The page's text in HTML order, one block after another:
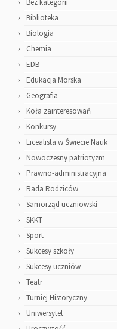
Bez kategorii
Biblioteka
Biologia
Chemia
EDB
Edukacja Morska
Geografia
Koła zainteresowań
Konkursy
Licealista w Świecie Nauk
Nowoczesny patriotyzm
Prawno-administracyjna
Rada Rodziców
Samorząd uczniowski
SKKT
Sport
Sukcesy szkoły
Sukcesy uczniów
Teatr
Turniej Historyczny
Uniwersytet